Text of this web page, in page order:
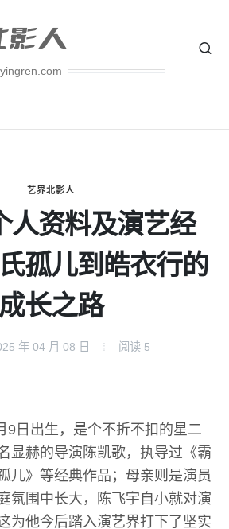
艺界北影人
人资料及演艺经
孤儿到皓衣行的
成长之路
年 04 月 08 日 阅读 5
9日出生，是个不折不扣的星二
显赫的导演陈凯歌，执导过《霸
儿》等经典作品；母亲则是演员
氛围中长大，陈飞宇自小就对演
为他今后踏入演艺界打下了坚实